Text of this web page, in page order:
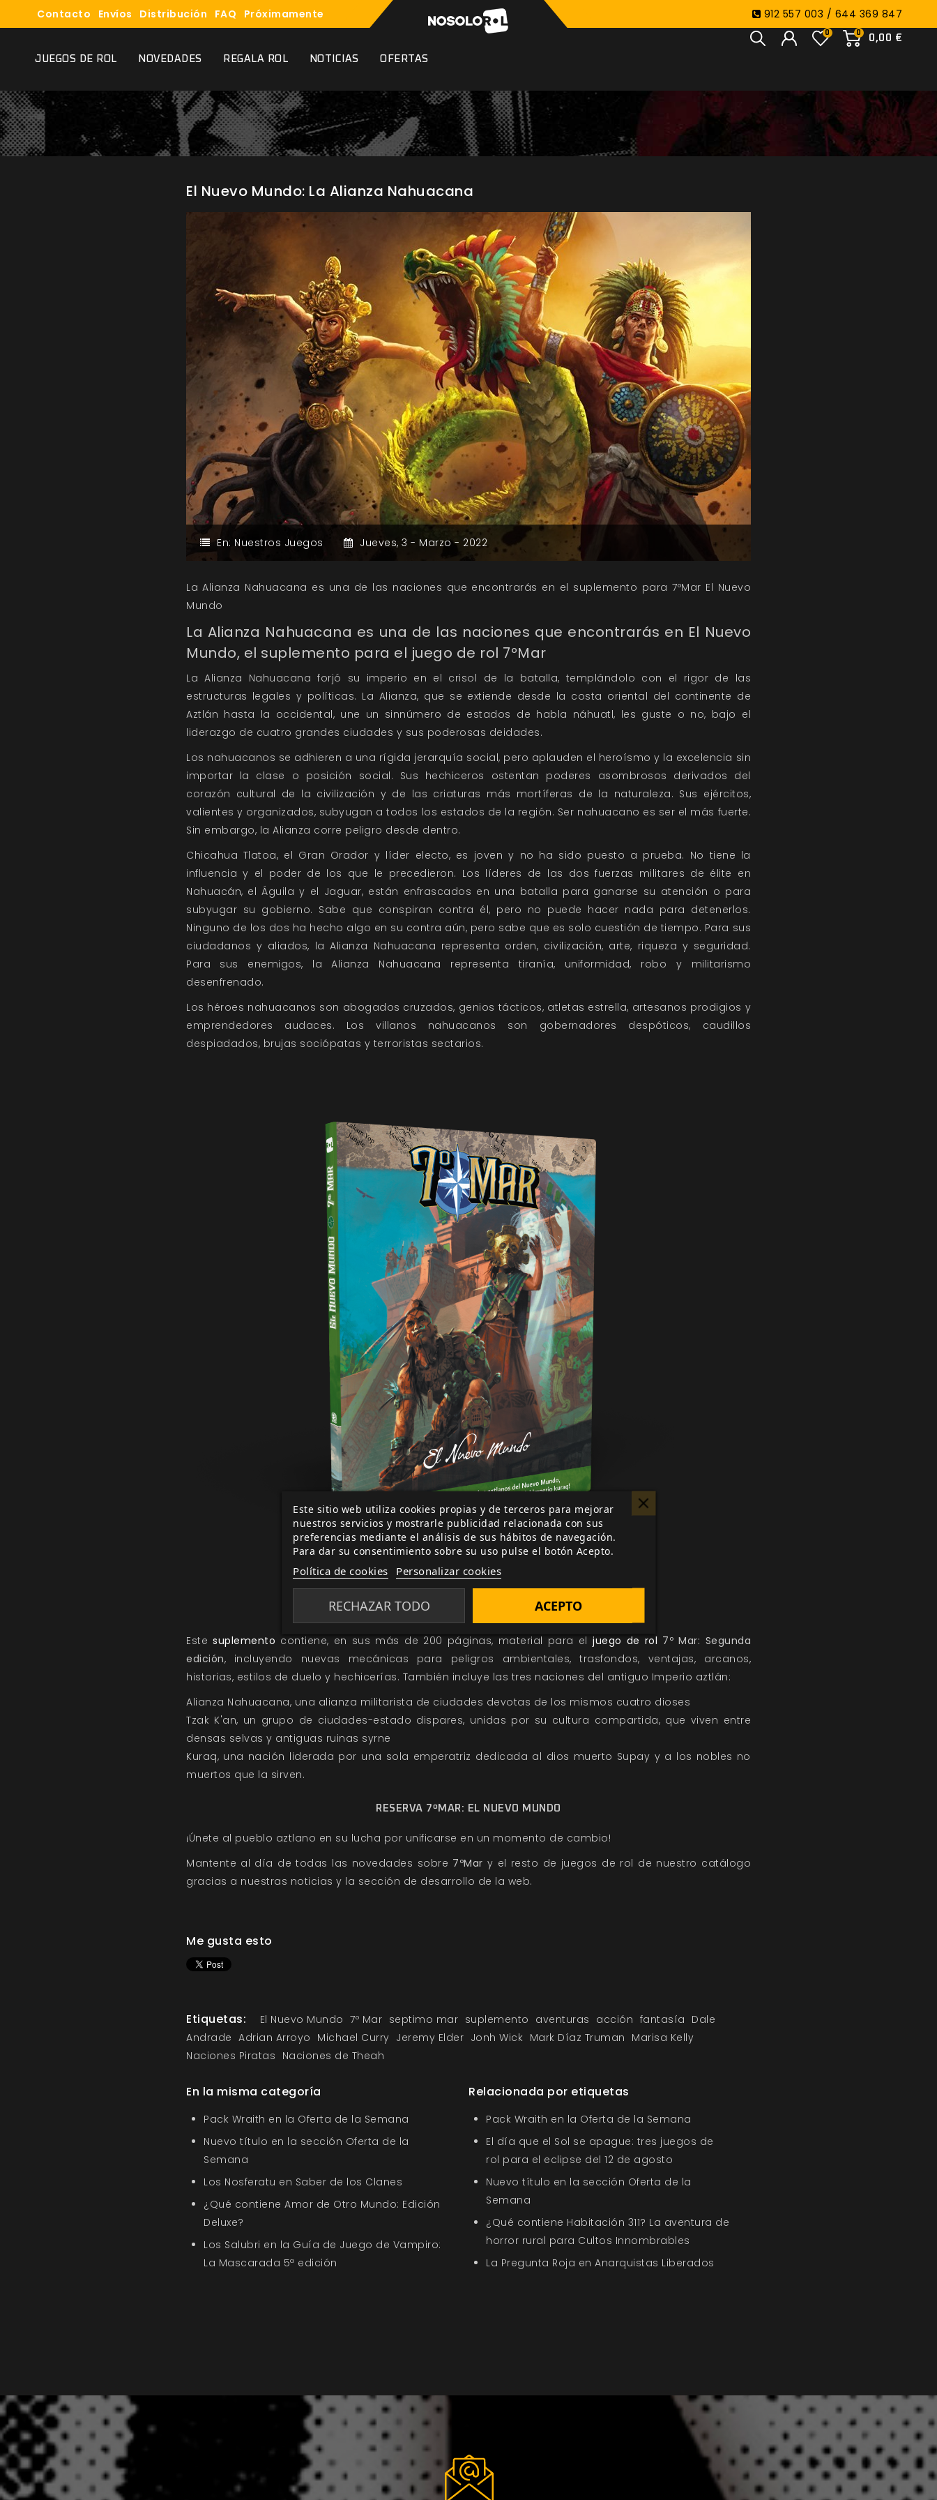
Contacto Envíos Distribución FAQ Próximamente 912 557 003 / 644 369 847
0
0,00 €
0
JUEGOS DE ROL NOVEDADES REGALA ROL NOTICIAS OFERTAS
El Nuevo Mundo: La Alianza Nahuacana
En: Nuestros Juegos Jueves, 3 - Marzo - 2022
La Alianza Nahuacana es una de las naciones que encontrarás en el suplemento para 7ºMar El Nuevo
Mundo
La Alianza Nahuacana es una de las naciones que encontrarás en El Nuevo
Mundo, el suplemento para el juego de rol 7ºMar
La Alianza Nahuacana forjó su imperio en el crisol de la batalla, templándolo con el rigor de las
estructuras legales y políticas. La Alianza, que se extiende desde la costa oriental del continente de
Aztlán hasta la occidental, une un sinnúmero de estados de habla náhuatl, les guste o no, bajo el
liderazgo de cuatro grandes ciudades y sus poderosas deidades.
Los nahuacanos se adhieren a una rígida jerarquía social, pero aplauden el heroísmo y la excelencia sin
importar la clase o posición social. Sus hechiceros ostentan poderes asombrosos derivados del
corazón cultural de la civilización y de las criaturas más mortíferas de la naturaleza. Sus ejércitos,
valientes y organizados, subyugan a todos los estados de la región. Ser nahuacano es ser el más fuerte.
Sin embargo, la Alianza corre peligro desde dentro.
Chicahua Tlatoa, el Gran Orador y líder electo, es joven y no ha sido puesto a prueba. No tiene la
influencia y el poder de los que le precedieron. Los líderes de las dos fuerzas militares de élite en
Nahuacán, el Águila y el Jaguar, están enfrascados en una batalla para ganarse su atención o para
subyugar su gobierno. Sabe que conspiran contra él, pero no puede hacer nada para detenerlos.
Ninguno de los dos ha hecho algo en su contra aún, pero sabe que es solo cuestión de tiempo. Para sus
ciudadanos y aliados, la Alianza Nahuacana representa orden, civilización, arte, riqueza y seguridad.
Para sus enemigos, la Alianza Nahuacana representa tiranía, uniformidad, robo y militarismo
desenfrenado.
Los héroes nahuacanos son abogados cruzados, genios tácticos, atletas estrella, artesanos prodigios y
emprendedores audaces. Los villanos nahuacanos son gobernadores despóticos, caudillos
despiadados, brujas sociópatas y terroristas sectarios.
Estesuplemento contiene, en sus más de 200 páginas, material para eljuego de rol 7º Mar: Segunda
edición, incluyendo nuevas mecánicas para peligros ambientales, trasfondos, ventajas, arcanos,
historias, estilos de duelo y hechicerías. También incluye las tres naciones del antiguo Imperio aztlán:
Alianza Nahuacana, una alianza militarista de ciudades devotas de los mismos cuatro dioses
Tzak K'an, un grupo de ciudades-estado dispares, unidas por su cultura compartida, que viven entre
densas selvas y antiguas ruinas syrne
Kuraq, una nación liderada por una sola emperatriz dedicada al dios muerto Supay y a los nobles no
muertos que la sirven.
RESERVA 7ºMAR: EL NUEVO MUNDO
¡Únete al pueblo aztlano en su lucha por unificarse en un momento de cambio!
Mantente al día de todas las novedades sobre 7ºMar y el resto de juegos de rol de nuestro catálogo
gracias a nuestras noticias y la sección de desarrollo de la web.
Me gusta esto
Etiquetas: El Nuevo Mundo 7º Mar septimo mar suplemento aventuras acción fantasía Dale
Andrade Adrian Arroyo Michael Curry Jeremy Elder Jonh Wick Mark Díaz Truman Marisa Kelly
Naciones Piratas Naciones de Theah
En la misma categoría
Pack Wraith en la Oferta de la Semana
Nuevo título en la sección Oferta de la
Semana
Los Nosferatu en Saber de los Clanes
¿Qué contiene Amor de Otro Mundo: Edición
Deluxe?
Los Salubri en la Guía de Juego de Vampiro:
La Mascarada 5ª edición
Relacionada por etiquetas
Pack Wraith en la Oferta de la Semana
El día que el Sol se apague: tres juegos de
rol para el eclipse del 12 de agosto
Nuevo título en la sección Oferta de la
Semana
¿Qué contiene Habitación 311? La aventura de
horror rural para Cultos Innombrables
La Pregunta Roja en Anarquistas Liberados
Este sitio web utiliza cookies propias y de terceros para mejorar
nuestros servicios y mostrarle publicidad relacionada con sus
preferencias mediante el análisis de sus hábitos de navegación.
Para dar su consentimiento sobre su uso pulse el botón Acepto.
Política de cookies Personalizar cookies
RECHAZAR TODO ACEPTO